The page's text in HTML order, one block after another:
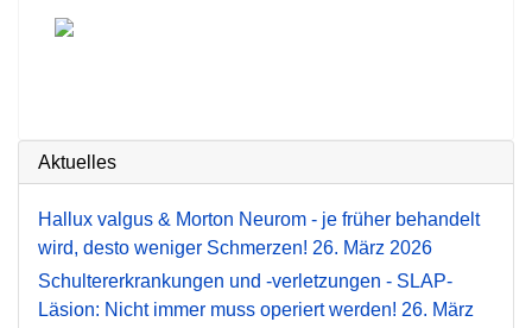
Aktuelles
Hallux valgus & Morton Neurom - je früher behandelt
wird, desto weniger Schmerzen! 26. März 2026
Schultererkrankungen und -verletzungen - SLAP-
Läsion: Nicht immer muss operiert werden! 26. März